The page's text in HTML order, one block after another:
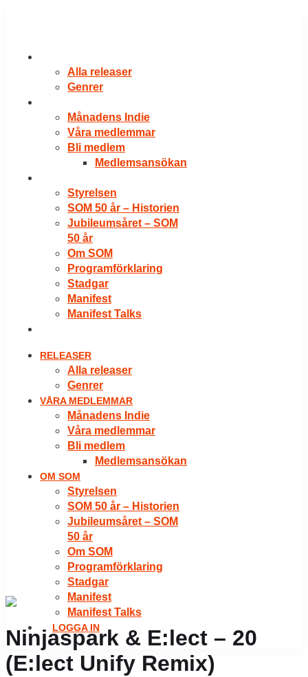
Alla releaser
Genrer
Månadens Indie
Våra medlemmar
Bli medlem
Medlemsansökan
Styrelsen
SOM 50 år – Historien
Jubileumsåret – SOM
50 år
Om SOM
Programförklaring
Stadgar
Manifest
Manifest Talks
RELEASER
Alla releaser
Genrer
VÅRA MEDLEMMAR
Månadens Indie
Våra medlemmar
Bli medlem
Medlemsansökan
OM SOM
Styrelsen
SOM 50 år – Historien
Jubileumsåret – SOM
50 år
Om SOM
Programförklaring
Stadgar
Manifest
Manifest Talks
LOGGA IN
Ninjaspark & E:lect – 20
(E:lect Unify Remix)